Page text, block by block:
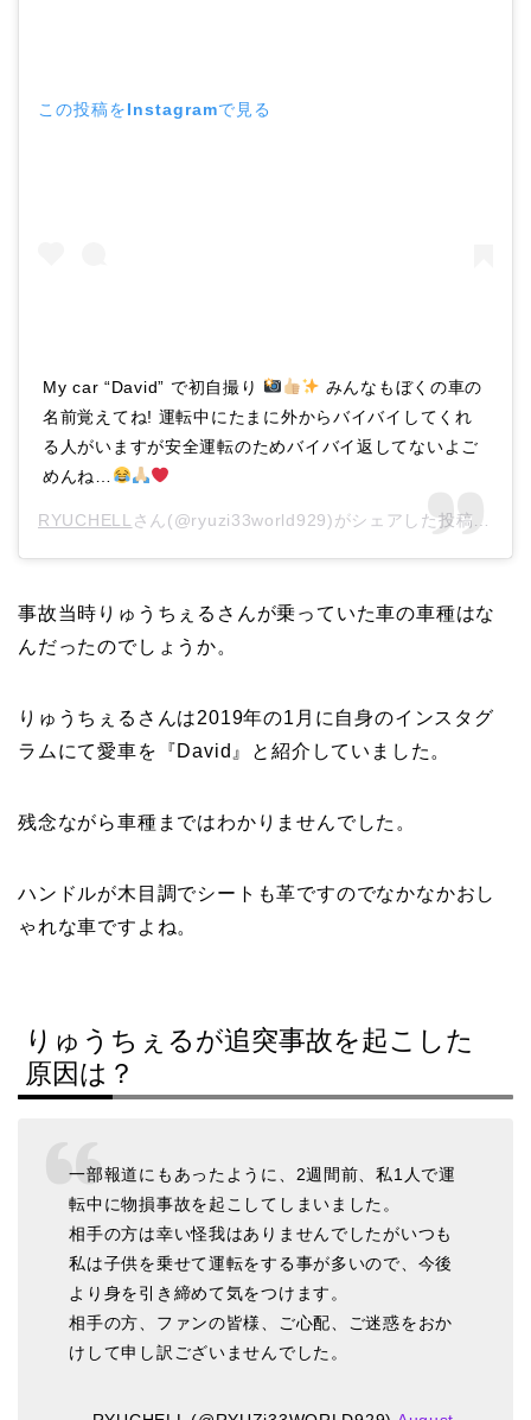
この投稿をInstagramで見る
My car “David” で初自撮り
みんなもぼくの車の
名前覚えてね! 運転中にたまに外からバイバイしてくれ
る人がいますが安全運転のためバイバイ返してないよご
めんね…
RYUCHELL さん(@ryuzi33world929)がシェアした投稿 –
事故当時りゅうちぇるさんが乗っていた車の車種はな
んだったのでしょうか。
りゅうちぇるさんは2019年の1月に自身のインスタグ
ラムにて愛車を『David』と紹介していました。
残念ながら車種まではわかりませんでした。
ハンドルが木目調でシートも革ですのでなかなかおし
ゃれな車ですよね。
りゅうちぇるが追突事故を起こした
原因は？
一部報道にもあったように、2週間前、私1人で運
転中に物損事故を起こしてしまいました。
相手の方は幸い怪我はありませんでしたがいつも
私は子供を乗せて運転をする事が多いので、今後
より身を引き締めて気をつけます。
相手の方、ファンの皆様、ご心配、ご迷惑をおか
けして申し訳ございませんでした。